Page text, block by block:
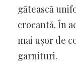
gătească
crocantă. În
mai ușor de
garnituri.